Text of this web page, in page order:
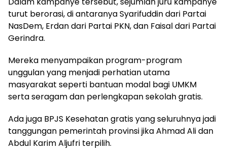
turut berorasi, di antaranya Syarifuddin dari Partai
NasDem, Erdan dari Partai PKN, dan Faisal dari Partai
Gerindra.
Mereka menyampaikan program-program
unggulan yang menjadi perhatian utama
masyarakat seperti bantuan modal bagi UMKM
serta seragam dan perlengkapan sekolah gratis.
Ada juga BPJS Kesehatan gratis yang seluruhnya jadi
tanggungan pemerintah provinsi jika Ahmad Ali dan
Abdul Karim Aljufri terpilih.